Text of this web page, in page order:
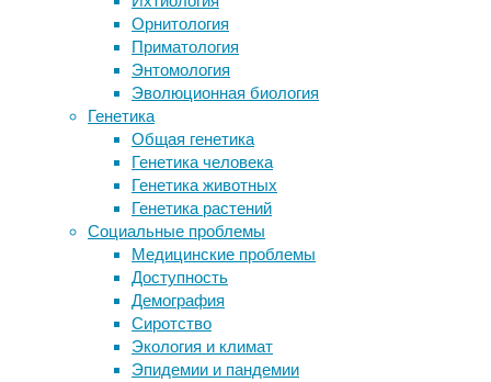
Орнитология
Приматология
Энтомология
Эволюционная биология
Генетика
Общая генетика
Генетика человека
Генетика животных
Генетика растений
Социальные проблемы
Медицинские проблемы
Доступность
Демография
Сиротство
Экология и климат
Эпидемии и пандемии
Корейские
ученые
смогли
внести
мутации
в
ДНК
зрелых
нейронов
мозге
мышей
моделью
болезни
Альцгеймера